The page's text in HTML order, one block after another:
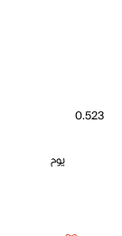
0.523
يوم